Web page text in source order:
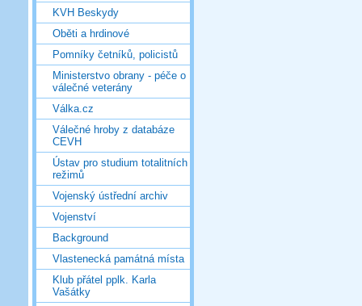
KVH Beskydy
Oběti a hrdinové
Pomníky četníků, policistů
Ministerstvo obrany - péče o
válečné veterány
Válka.cz
Válečné hroby z databáze
CEVH
Ústav pro studium totalitních
režimů
Vojenský ústřední archiv
Vojenství
Background
Vlastenecká památná místa
Klub přátel pplk. Karla
Vašátky